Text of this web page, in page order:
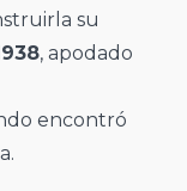
su
, apodado
encontró